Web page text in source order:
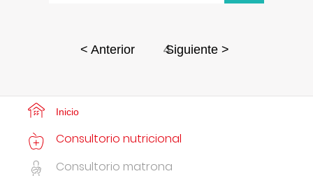
< Anterior 4
Siguiente >
Inicio
Consultorio nutricional
Consultorio matrona